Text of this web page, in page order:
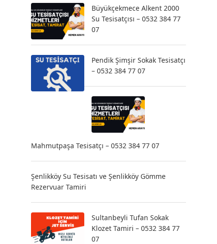
Büyükçekmece Alkent 2000
Su Tesisatçısı – 0532 384 77
07
Pendik Şimşir Sokak Tesisatçı
– 0532 384 77 07
Mahmutpaşa Tesisatçı – 0532 384 77 07
Şenlikköy Su Tesisatı ve Şenlikköy Gömme
Rezervuar Tamiri
Sultanbeyli Tufan Sokak
Klozet Tamiri – 0532 384 77
07